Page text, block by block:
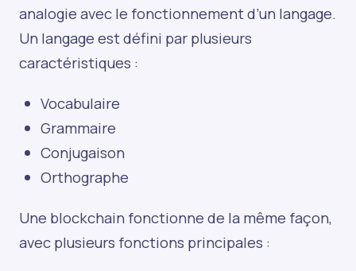
analogie avec le fonctionnement d’un langage.
Un langage est défini par plusieurs
caractéristiques :
Vocabulaire
Grammaire
Conjugaison
Orthographe
Une blockchain fonctionne de la même façon,
avec plusieurs fonctions principales :